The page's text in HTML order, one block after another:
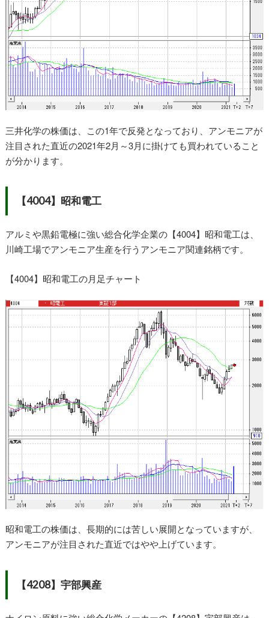
三井化学の株価は、この1年で反発となっており、アンモニアが
注目された直近の2021年2月～3月に掛けても買われていること
が分かります。
【4004】昭和電工
アルミや黒鉛電極に強い総合化学企業の【4004】昭和電工は、
川崎工場でアンモニア生産を行うアンモニア関連銘柄です。
【4004】昭和電工の月足チャート
昭和電工の株価は、長期的には苦しい展開となっていますが、
アンモニアが注目された直近ではやや上げています。
【4208】宇部興産